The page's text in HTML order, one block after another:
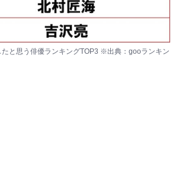
たと思う俳優ランキングTOP3 ※出典：gooランキン